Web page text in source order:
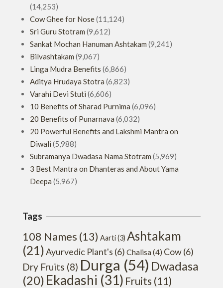
(14,253)
Cow Ghee for Nose(11,124)
Sri Guru Stotram (9,612)
Sankat Mochan Hanuman Ashtakam (9,241)
Bilvashtakam (9,067)
Linga Mudra Benefits (6,866)
Aditya Hrudaya Stotra (6,823)
Varahi Devi Stuti (6,606)
10 Benefits of Sharad Purnima (6,096)
20 Benefits of Punarnava (6,032)
20 Powerful Benefits and Lakshmi Mantra on
Diwali (5,988)
Subramanya Dwadasa Nama Stotram (5,969)
3 Best Mantra on Dhanteras and About Yama
Deepa (5,967)
Tags
108 Names (13) Aarti(3) Ashtakam
(21)Ayurvedic Plant's (6) Chalisa(4) Cow(6)
Dry Fruits (8) Durga (54) Dwadasa
(20) Ekadashi (31) Fruits (11)